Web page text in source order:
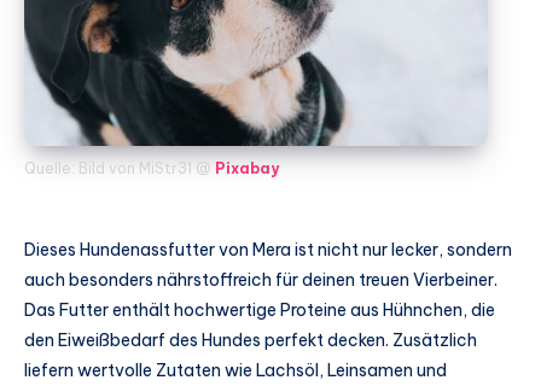
Quelle: Bild von MiStr31 @ Pixabay
Dieses Hundenassfutter von Mera ist nicht nur lecker, sondern
auch besonders nährstoffreich für deinen treuen Vierbeiner.
Das Futter enthält hochwertige Proteine aus Hühnchen, die
den Eiweißbedarf des Hundes perfekt decken. Zusätzlich
liefern wertvolle Zutaten wie Lachsöl, Leinsamen und